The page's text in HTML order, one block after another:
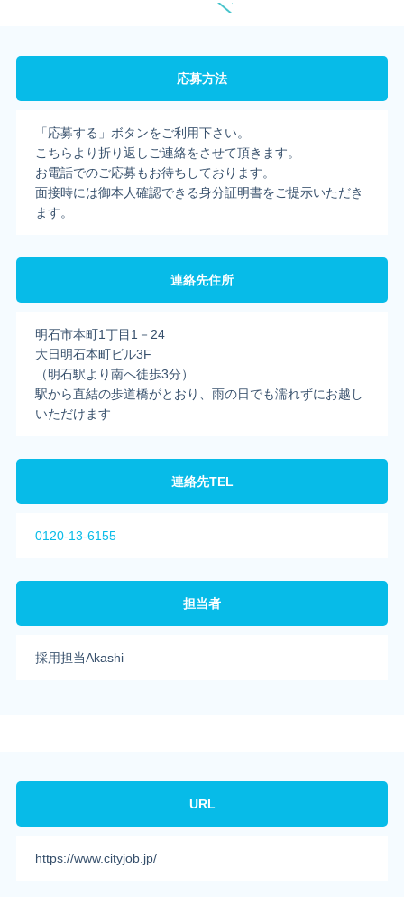
応募方法
「応募する」ボタンをご利用下さい。
こちらより折り返しご連絡をさせて頂きます。
お電話でのご応募もお待ちしております。
面接時には御本人確認できる身分証明書をご提示いただき
ます。
連絡先住所
明石市本町1丁目1－24
大日明石本町ビル3F
（明石駅より南へ徒歩3分）
駅から直結の歩道橋がとおり、雨の日でも濡れずにお越し
いただけます
連絡先TEL
0120-13-6155
担当者
採用担当Akashi
URL
https://www.cityjob.jp/